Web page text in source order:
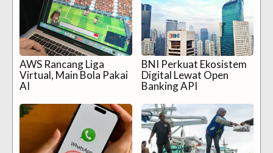
AWS Rancang Liga
Virtual, Main Bola Pakai
AI
BNI Perkuat Ekosistem
Digital Lewat Open
Banking API